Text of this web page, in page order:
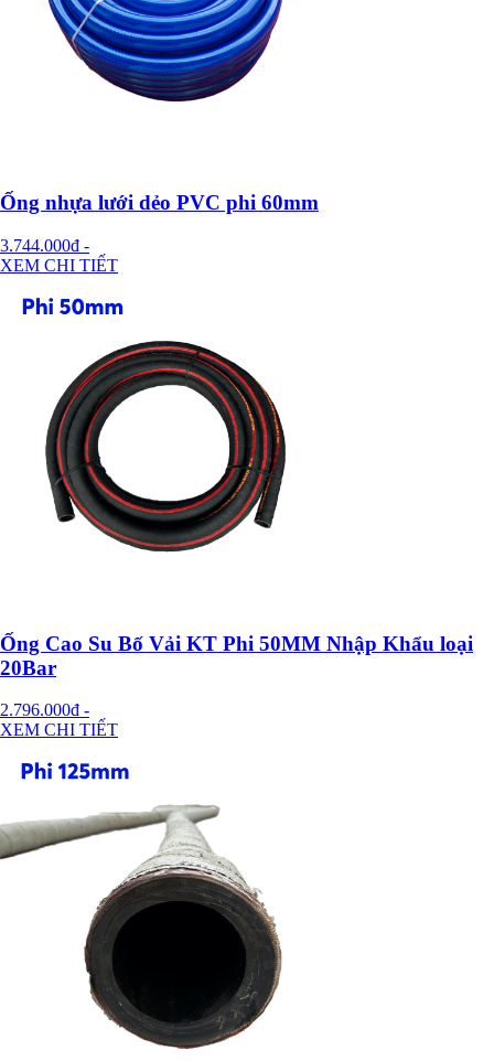
Ống nhựa lưới dẻo PVC phi 60mm
3.744.000đ -
XEM CHI TIẾT
Ống Cao Su Bố Vải KT Phi 50MM Nhập Khẩu loại
20Bar
2.796.000đ -
XEM CHI TIẾT